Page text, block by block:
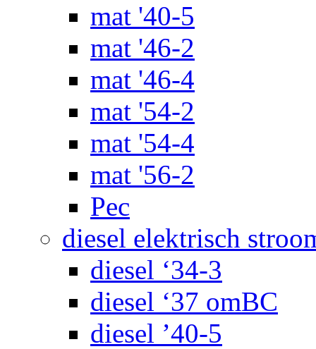
mat '40-5
mat '46-2
mat '46-4
mat '54-2
mat '54-4
mat '56-2
Pec
diesel elektrisch
diesel ‘34-3
diesel ‘37 omBC
diesel ’40-5